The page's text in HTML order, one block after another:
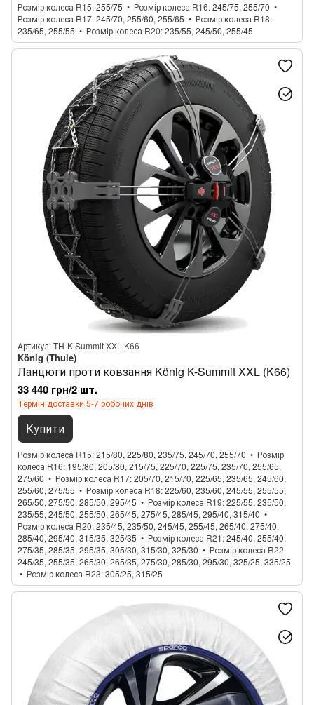
Розмір колеса R15 255/75 Розмір колеса R16 245/75, 255/70
Розмір колеса R17 245/70, 255/60, 255/65
Розмір колеса R18
235/65, 255/55
Розмір колеса R20 235/55, 245/50, 255/45
Артикул: TH-K-Summit XXL K66
König (Thule)
Ланцюги проти ковзання König K-Summit XXL (K66)
33 440 грн/2 шт.
Термін доставки 5-7 робочих днів
Купити
Розмір колеса R15 215/80, 225/80, 235/75, 245/70, 255/70
Розмір
колеса R16 195/80, 205/80, 215/75, 225/70, 225/75, 235/70, 255/65,
275/60
Розмір колеса R17 205/70, 215/70, 225/65, 235/65, 245/60,
255/60, 275/55
Розмір колеса R18 225/60, 235/60, 245/55, 255/55,
265/50, 275/50, 285/50, 295/45
Розмір колеса R19 225/55, 235/50,
235/55, 245/50, 255/50, 265/45, 275/45, 285/45, 295/40, 315/40
Розмір колеса R20 235/45, 235/50, 245/45, 255/45, 265/40, 275/40,
285/40, 295/40, 315/35, 325/35
Розмір колеса R21 245/40, 255/40,
275/35, 285/35, 295/35, 305/30, 315/30, 325/30
Розмір колеса R22
245/35, 255/35, 265/30, 265/35, 275/30, 285/30, 295/30, 325/25, 335/25
Розмір колеса R23 305/25, 315/25